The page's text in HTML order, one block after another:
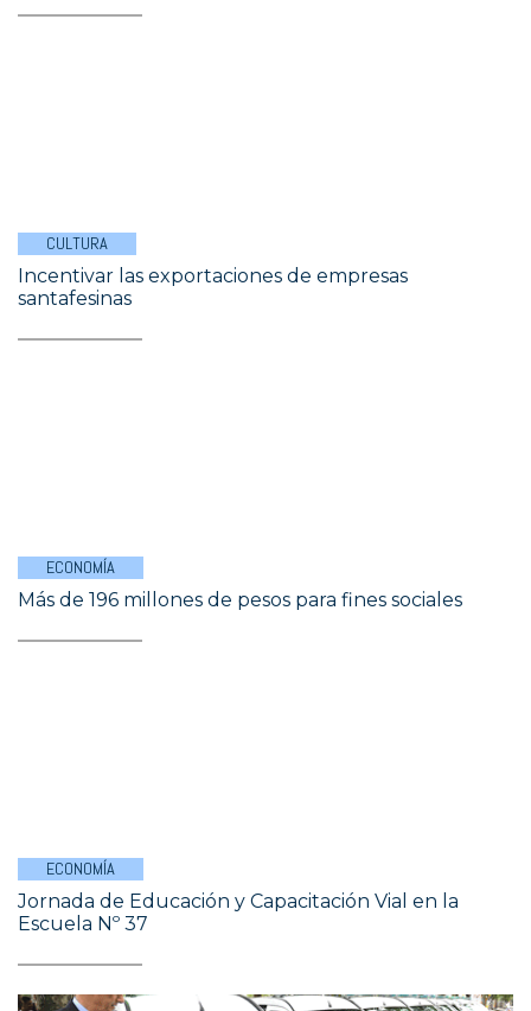
CULTURA
Incentivar las exportaciones de empresas
santafesinas
ECONOMÍA
Más de 196 millones de pesos para fines sociales
ECONOMÍA
Jornada de Educación y Capacitación Vial en la
Escuela Nº 37